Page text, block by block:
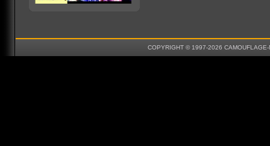
COPYRIGHT © 1997-2026 CAMOUFLAGE-